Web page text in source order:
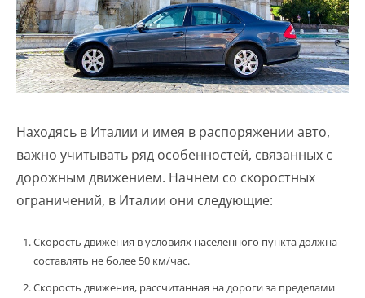
Находясь в Италии и имея в распоряжении авто,
важно учитывать ряд особенностей, связанных с
дорожным движением. Начнем со скоростных
ограничений, в Италии они следующие:
Скорость движения в условиях населенного пункта должна
составлять не более 50 км/час.
Скорость движения, рассчитанная на дороги за пределами